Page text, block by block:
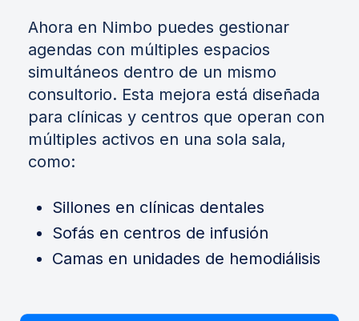
Ahora en Nimbo puedes gestionar
agendas con múltiples espacios
simultáneos dentro de un mismo
consultorio. Esta mejora está diseñada
para clínicas y centros que operan con
múltiples activos en una sola sala,
como:
Sillones en clínicas dentales
Sofás en centros de infusión
Camas en unidades de hemodiálisis